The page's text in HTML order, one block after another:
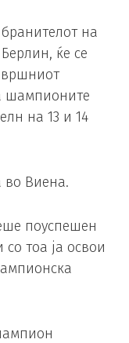
на
ќе се
шампионите
на 13 и 14
во Виена.
поуспешен
тоа ја освои